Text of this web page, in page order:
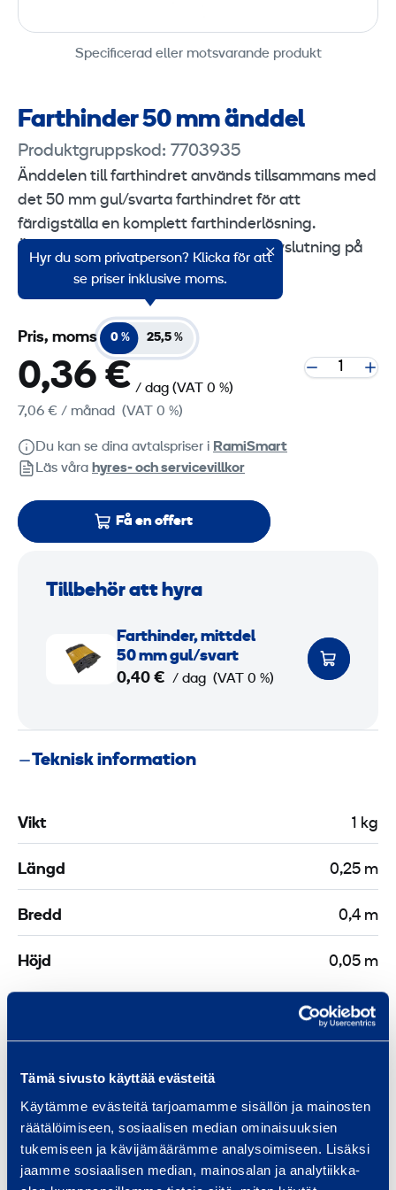
Tämä sivusto käyttää evästeitä
Käytämme evästeitä tarjoamamme sisällön ja mainosten
räätälöimiseen, sosiaalisen median ominaisuuksien
tukemiseen ja kävijämäärämme analysoimiseen. Lisäksi
jaamme sosiaalisen median, mainosalan ja analytiikka-
Specificerad eller motsvarande produkt
Farthinder 50 mm änddel
Produktgruppskod: 7703935
Änddelen till farthindret används tillsammans med
det 50 mm gul/svarta farthindret för att
färdigställa en komplett farthinderlösning.
Änddelarna ger en tydlig och säker avslutning på
farthinderinstallationen.
Hyr du som privatperson? Klicka för att
se priser inklusive moms.
Pris, moms 0 % 25,5 %
0,36 € / dag (VAT 0 %)
7,06 € / månad (VAT 0 %)
Du kan se dina avtalspriser i RamiSmart
Läs våra hyres‑ och servicevillkor
Få en offert
Tillbehör att hyra
e
r
,
m
i
t
t
0
m
m
g
Farthinder, mittdel
50 mm gul/svart
0,40 € / dag (VAT 0 %)
Teknisk information
Vikt 1 kg
Längd 0,25 m
Bredd 0,4 m
Höjd 0,05 m
Liknande produkter
F
a